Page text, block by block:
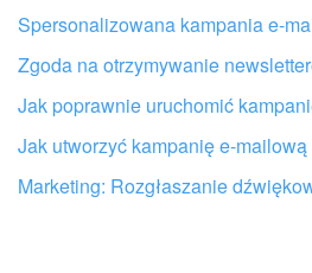
Spersonalizowana kampania e-
Zgoda na otrzymywanie
Jak poprawnie uruchomić
Jak utworzyć kampanię e-mailową
Marketing: Rozgłaszanie